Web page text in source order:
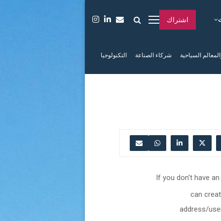
اشتراك
السياحية شركاء الصناعة التكنولوجيا
If you don't have
can
address/username. Your